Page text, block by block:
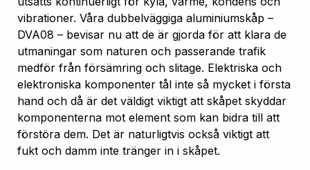
vibrationer. Våra dubbelväggiga aluminiumskåp –
DVA08 – bevisar nu att de är gjorda för att klara de
utmaningar som naturen och passerande trafik
medför från försämring och slitage. Elektriska och
elektroniska komponenter tål inte så mycket i första
hand och då är det väldigt viktigt att skåpet skyddar
komponenterna mot element som kan bidra till att
förstöra dem. Det är naturligtvis också viktigt att
fukt och damm inte tränger in i skåpet.